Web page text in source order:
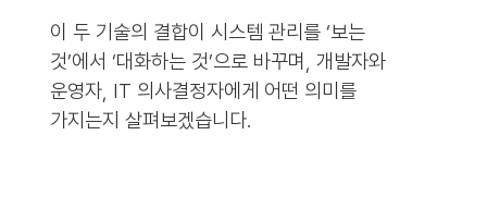
이 두 기술의 결합이 시스템 관리를 ‘보는
것’에서 ‘대화하는 것’으로 바꾸며, 개발자와
운영자, IT 의사결정자에게 어떤 의미를
가지는지 살펴보겠습니다.